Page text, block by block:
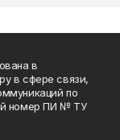
в
в сфере связи,
по
номер ПИ № ТУ